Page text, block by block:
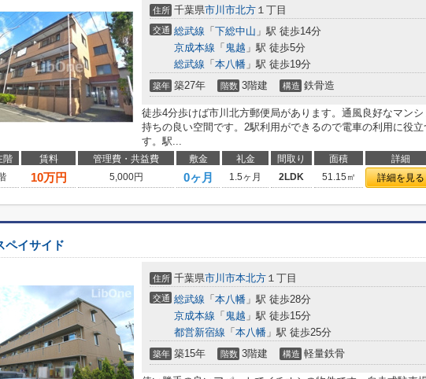
住所 千葉県市川市北方 １丁目
交通 総武線 「 下総中山 」駅 徒歩14分
京成本線 「 鬼越 」駅 徒歩5分
総武線 「 本八幡 」駅 徒歩19分
築年 築27年 階数 3階建 構造 鉄骨造
徒歩4分歩けば市川北方郵便局があります。通風良好なマン
持ちの良い空間です。2駅利用ができるので電車の利用に役
す。駅...
階 賃料 管理費・共益費 敷金 礼金 間取り 面積 詳細
10万円 5,000円 0ヶ月 1.5ヶ月 2LDK 51.15㎡ 詳細を見る
ペイサイド
住所 千葉県市川市本北方 １丁目
交通 総武線 「 本八幡 」駅 徒歩28分
京成本線 「 鬼越 」駅 徒歩15分
都営新宿線 「 本八幡 」駅 徒歩25分
築年 築15年 階数 3階建 構造 軽量鉄骨